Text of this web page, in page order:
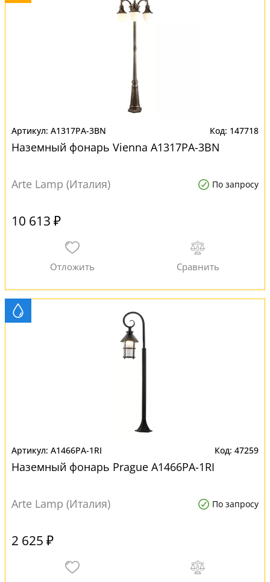
A1317PA-3BN 147718
Наземный фонарь Vienna A1317PA-3BN
Arte Lamp (Италия) По запросу
10 613 ₽
A1466PA-1RI 47259
Наземный фонарь Prague A1466PA-1RI
Arte Lamp (Италия) По запросу
2 625 ₽